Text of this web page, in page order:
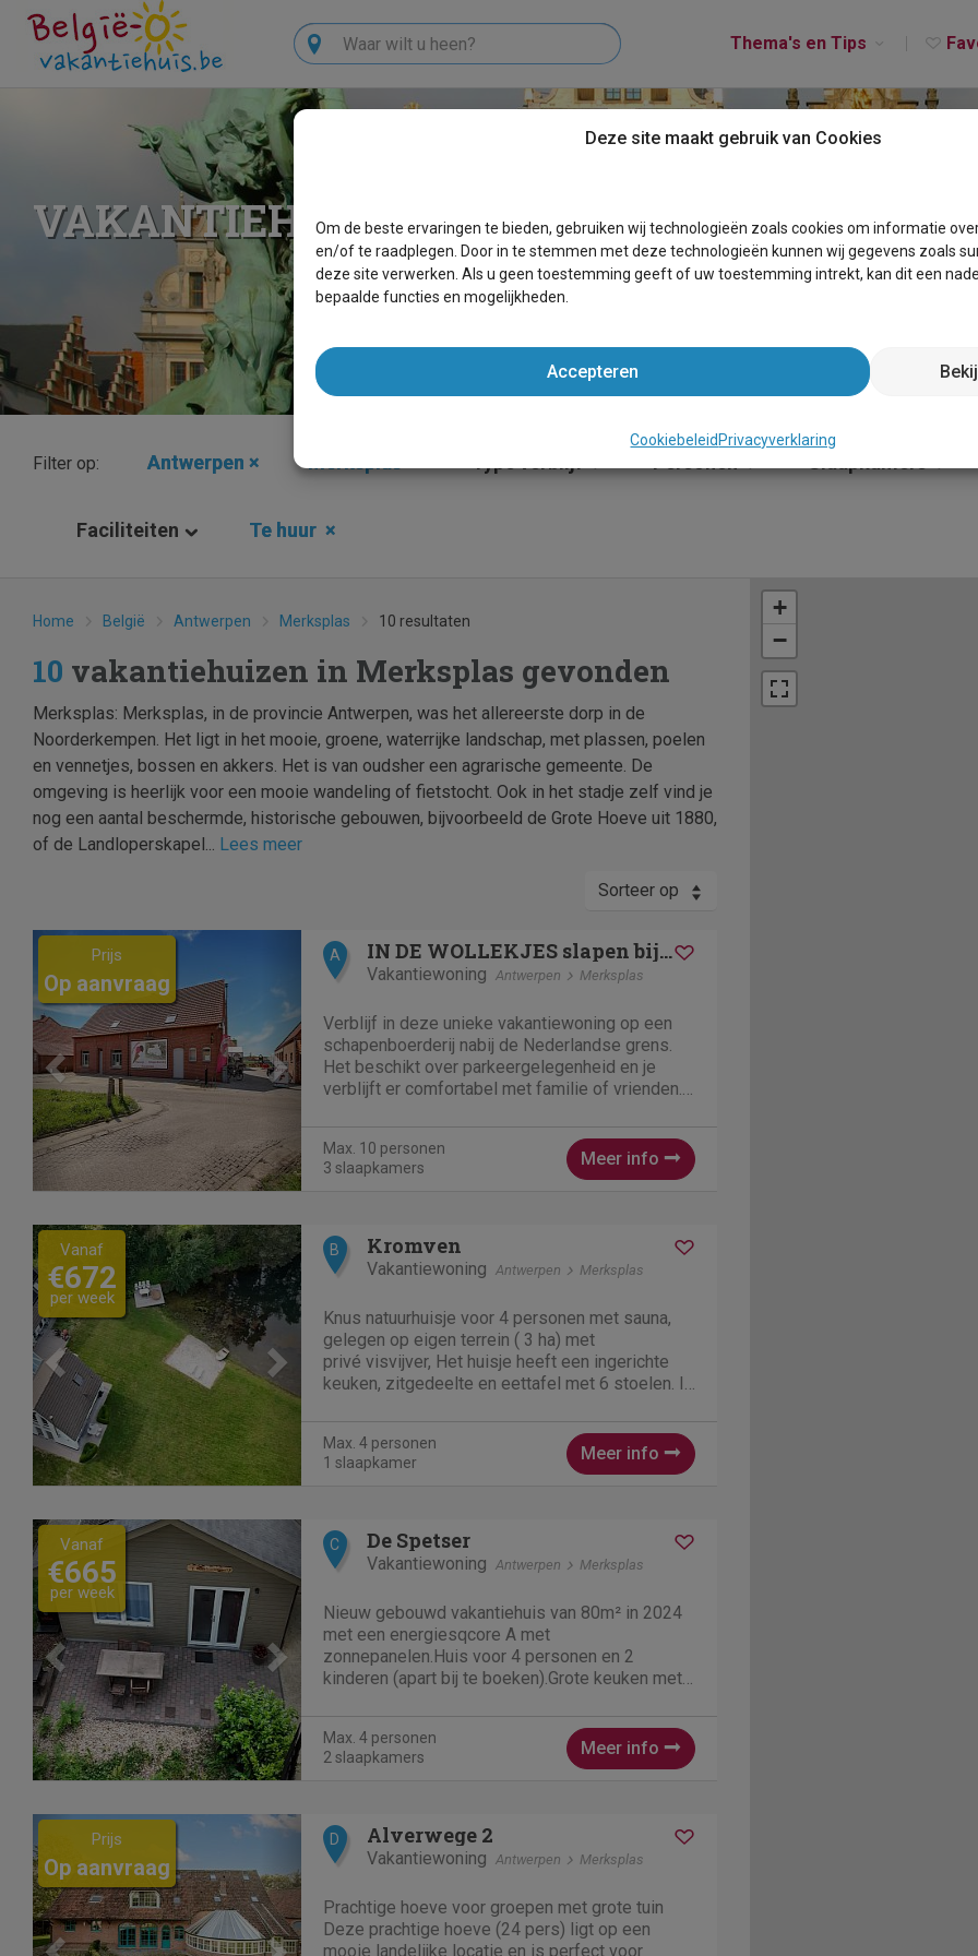
Thema's en Tips
Zoeken
VAKANTIEHUIZEN MERKSPLAS
Filter op: Antwerpen ×
Faciliteiten Te huur ×
Home België Antwerpen Merksplas 10 resultaten
10 vakantiehuizen in Merksplas gevonden
Merksplas: Merksplas, in de provincie Antwerpen, was het allereerste dorp in de
Noorderkempen. Het ligt in het mooie, groene, waterrijke landschap, met plassen, poelen
en vennetjes, bossen en akkers. Het is van oudsher een agrarische gemeente. De
omgeving is heerlijk voor een mooie wandeling of fietstocht. Ook in het stadje zelf vind je
nog een aantal beschermde, historische gebouwen, bijvoorbeeld de Grote Hoeve uit 1880,
of de Landloperskapel... Lees meer
Sorteer op
Previous Next
Prijs
Op aanvraag
A IN DE WOLLEKJES slapen bij of tussen de schapen
Vakantiewoning Antwerpen Merksplas
Verblijf in deze unieke vakantiewoning op een
schapenboerderij nabij de Nederlandse grens.
Het beschikt over parkeergelegenheid en je
verblijft er comfortabel met familie of vrienden.
omgeving....
Max. 10 personen
3 slaapkamers
Meer info
Previous Next
Vanaf
€672
per week
B Kromven
Vakantiewoning Antwerpen Merksplas
Knus natuurhuisje voor 4 personen met sauna,
gelegen op eigen terrein ( 3 ha) met
privé visvijver, Het huisje heeft een ingerichte
keuken, zitgedeelte en eettafel met 6 stoelen. In
zijn diverse terrassen...
Max. 4 personen
1 slaapkamer
Meer info
Previous Next
Vanaf
€665
per week
C De Spetser
Vakantiewoning Antwerpen Merksplas
Nieuw gebouwd vakantiehuis van 80m² in 2024
met een energiesqcore A met
zonnepanelen.Huis voor 4 personen en 2
kinderen (apart bij te boeken).Grote keuken met
handmixer, oven.Tafel met 4 (6) stoelen, zetel, tv
en...
Max. 4 personen
2 slaapkamers
Meer info
Previous Next
Prijs
Op aanvraag
D Alverwege 2
Vakantiewoning Antwerpen Merksplas
Prachtige hoeve voor groepen met grote tuin
Deze prachtige hoeve (24 pers) ligt op een
mooie landelijke locatie en is perfect voor
+
−
Deze site maakt gebruik van Cookies
Om de beste ervaringen te bieden, gebruiken wij technologieën zoals cookies om informatie
en/of te raadplegen. Door in te stemmen met deze technologieën kunnen wij gegevens zoals
deze site verwerken. Als u geen toestemming geeft of uw toestemming intrekt, kan dit een
bepaalde functies en mogelijkheden.
Accepteren
Cookiebeleid Privacyverklaring